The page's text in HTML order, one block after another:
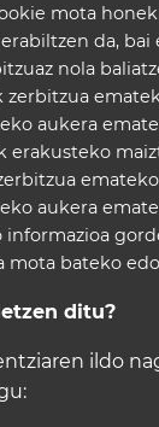
mota
da,
nola
zerbitzua
aukera
aukera
mota bateko
ditu?
ildo